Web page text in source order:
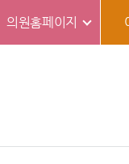
의원홈페이지